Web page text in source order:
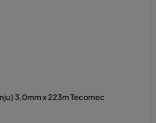
3,0mm x 223m Tecomec